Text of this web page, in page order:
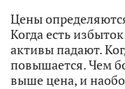
Цены
Когда есть
активы падают.
повышается. Чем
выше цена, и